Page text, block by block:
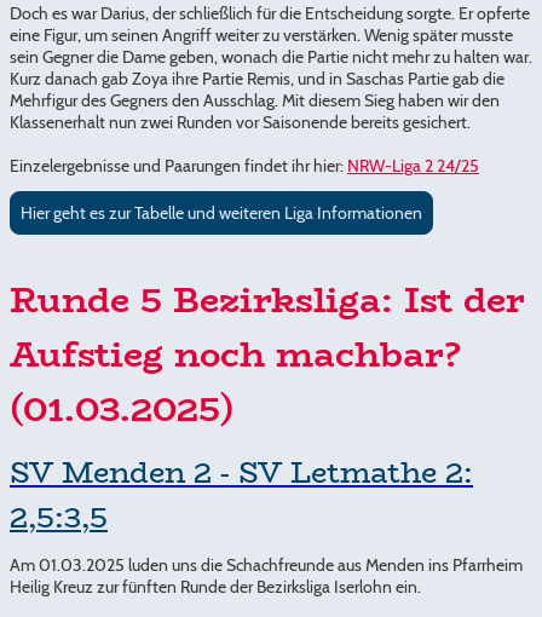
Hier geht es zur Tabelle und weiteren Liga Informationen
Doch es war Darius, der schließlich für die Entscheidung sorgte. Er opferte
eine Figur, um seinen Angriff weiter zu verstärken. Wenig später musste
sein Gegner die Dame geben, wonach die Partie nicht mehr zu halten war.
Kurz danach gab Zoya ihre Partie Remis, und in Saschas Partie gab die
Mehrfigur des Gegners den Ausschlag. Mit diesem Sieg haben wir den
Klassenerhalt nun zwei Runden vor Saisonende bereits gesichert.
Einzelergebnisse und Paarungen findet ihr hier: NRW-Liga 2 24/25
Runde 5 Bezirksliga: Ist der
Aufstieg noch machbar?
(01.03.2025)
SV Menden 2 - SV Letmathe 2:
2,5:3,5
Am 01.03.2025 luden uns die Schachfreunde aus Menden ins Pfarrheim
Heilig Kreuz zur fünften Runde der Bezirksliga Iserlohn ein.